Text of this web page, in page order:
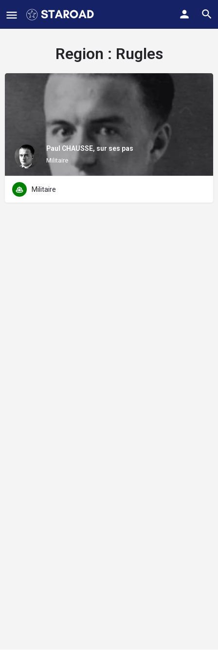
Region : Rugles
Paul CHAUSSE, sur ses pas
Militaire
Militaire